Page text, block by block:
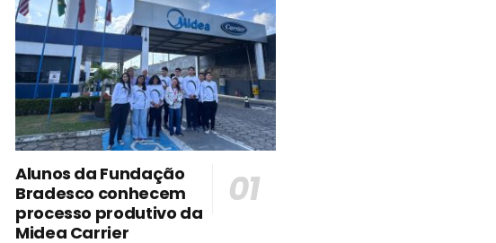
Alunos da Fundação
Bradesco conhecem
processo produtivo da
Midea Carrier